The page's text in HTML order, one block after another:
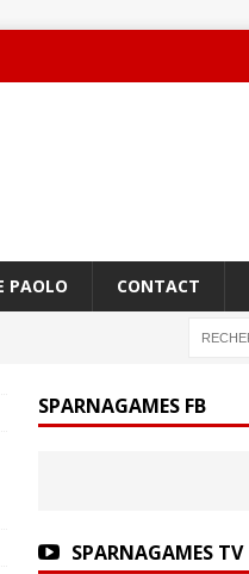
PAOLO CONTACT
SPARNAGAMES FB
SPARNAGAMES TV